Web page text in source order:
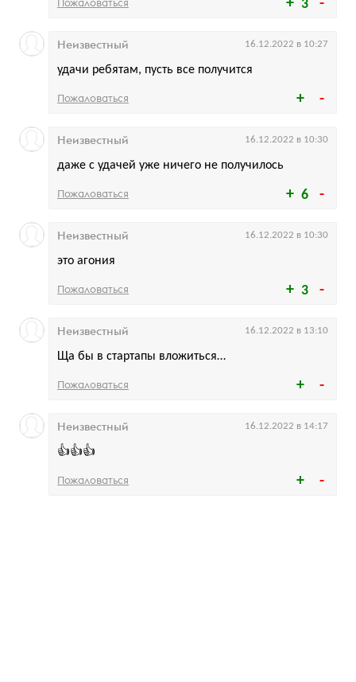
3
удачи ребятам, пусть все получится
Неизвестный 16.12.2022 в 10:27
Пожаловаться
6
даже с удачей уже ничего не получилось
Неизвестный 16.12.2022 в 10:30
Пожаловаться
3
это агония
Неизвестный 16.12.2022 в 10:30
Пожаловаться
Ща бы в стартапы вложиться…
Неизвестный 16.12.2022 в 13:10
Пожаловаться
👍👍👍
Неизвестный 16.12.2022 в 14:17
Пожаловаться